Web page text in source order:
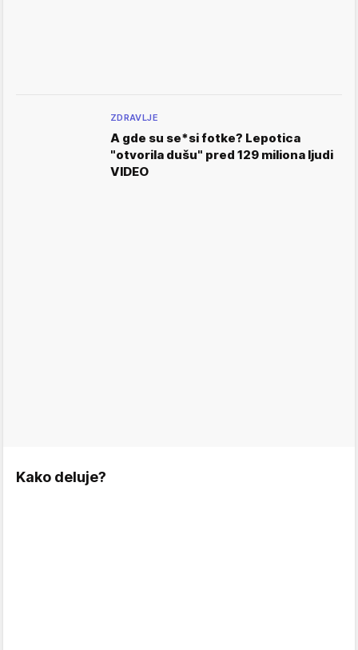
ZDRAVLJE
A gde su se*si fotke? Lepotica
"otvorila dušu" pred 129 miliona ljudi
VIDEO
Kako deluje?